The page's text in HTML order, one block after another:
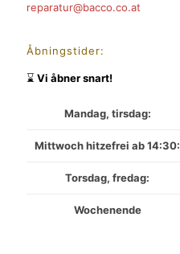
reparatur@bacco.co.at
Åbningstider:
⌛ Vi åbner snart!
Mandag, tirsdag:
Mittwoch hitzefrei ab 14:30:
Torsdag, fredag:
Wochenende